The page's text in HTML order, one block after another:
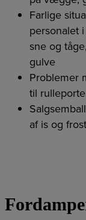
Farlige
personalet
sne og
gulve
Problemer
til
af is og